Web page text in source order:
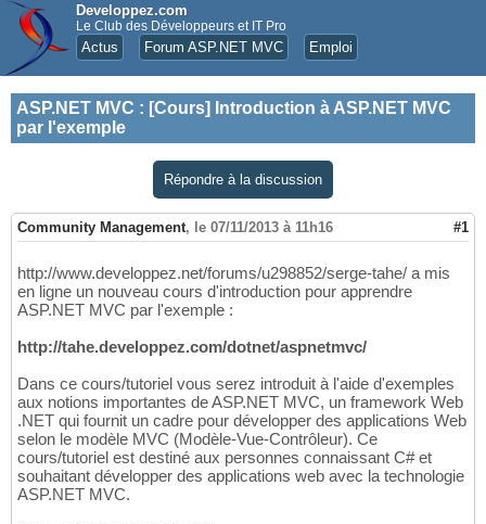
Developpez.com
Le Club des Développeurs et IT Pro
Actus Forum ASP.NET MVC Emploi
ASP.NET MVC : [Cours] Introduction à ASP.NET MVC
par l'exemple
Répondre à la discussion
Community Management, le 07/11/2013 à 11h16 #1
http://www.developpez.net/forums/u298852/serge-tahe/ a mis
en ligne un nouveau cours d'introduction pour apprendre
ASP.NET MVC par l'exemple :
http://tahe.developpez.com/dotnet/aspnetmvc/
Dans ce cours/tutoriel vous serez introduit à l'aide d'exemples
aux notions importantes de ASP.NET MVC, un framework Web
.NET qui fournit un cadre pour développer des applications Web
selon le modèle MVC (Modèle-Vue-Contrôleur). Ce
cours/tutoriel est destiné aux personnes connaissant C# et
souhaitant développer des applications web avec la technologie
ASP.NET MVC.